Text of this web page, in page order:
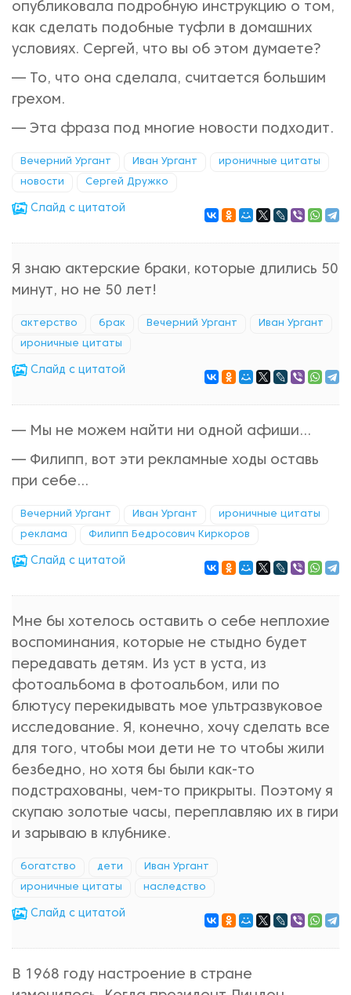
опубликовала подробную инструкцию о том,
как сделать подобные туфли в домашних
условиях. Сергей, что вы об этом думаете?
— То, что она сделала, считается большим
грехом.
— Эта фраза под многие новости подходит.
Вечерний Ургант Иван Ургант ироничные цитаты
новости Сергей Дружко
Cлайд с цитатой
Я знаю актерские браки, которые длились 50
минут, но не 50 лет!
актерство брак Вечерний Ургант Иван Ургант
ироничные цитаты
Cлайд с цитатой
— Мы не можем найти ни одной афиши...
— Филипп, вот эти рекламные ходы оставь
при себе...
Вечерний Ургант Иван Ургант ироничные цитаты
реклама Филипп Бедросович Киркоров
Cлайд с цитатой
Мне бы хотелось оставить о себе неплохие
воспоминания, которые не стыдно будет
передавать детям. Из уст в уста, из
фотоальбома в фотоальбом, или по
блютусу перекидывать мое ультразвуковое
исследование. Я, конечно, хочу сделать все
для того, чтобы мои дети не то чтобы жили
безбедно, но хотя бы были как-то
подстрахованы, чем-то прикрыты. Поэтому я
скупаю золотые часы, переплавляю их в гири
и зарываю в клубнике.
богатство дети Иван Ургант
ироничные цитаты наследство
Cлайд с цитатой
В 1968 году настроение в стране